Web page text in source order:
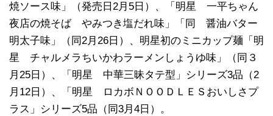
焼ソース味」（発売日2月5日）、「明星 一平ちゃん
夜店の焼そば やみつき塩だれ味」「同 醤油バター
明太子味」（同2月26日）、明星初のミニカップ麺「明
星 チャルメラちいかわラーメンしょうゆ味」（同３
月25日）、「明星 中華三昧タテ型」シリーズ3品（2
月12日）、「明星 ロカボＮＯＯＤＬＥＳおいしさプ
ラス」シリーズ5品（同3月4日）。